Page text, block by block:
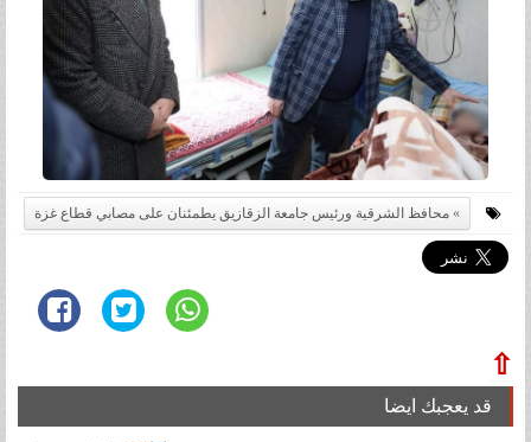
محافظ الشرقية ورئيس جامعة الزقازيق يطمئنان على مصابي قطاع غزة
⇧
قد يعجبك ايضا